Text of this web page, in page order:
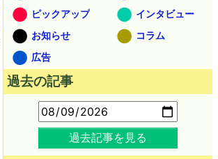
ピックアップ
インタビュー
お知らせ
コラム
広告
過去の記事
過去記事を見る